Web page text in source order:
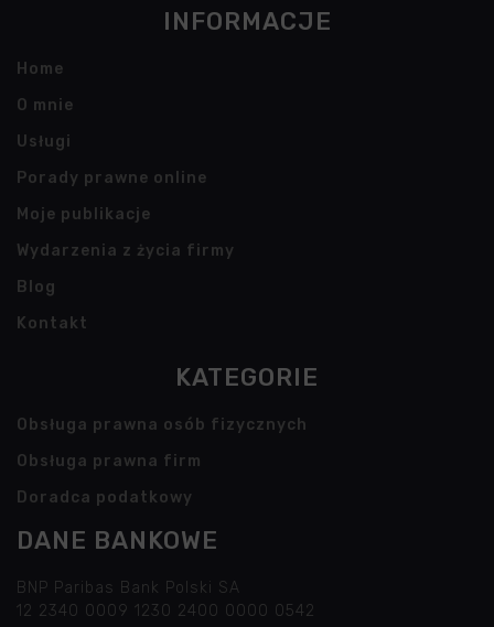
INFORMACJE
Home
O mnie
Usługi
Porady prawne online
Moje publikacje
Wydarzenia z życia firmy
Blog
Kontakt
KATEGORIE
Obsługa prawna osób fizycznych
Obsługa prawna firm
Doradca podatkowy
DANE BANKOWE
BNP Paribas Bank Polski SA
12 2340 0009 1230 2400 0000 0542